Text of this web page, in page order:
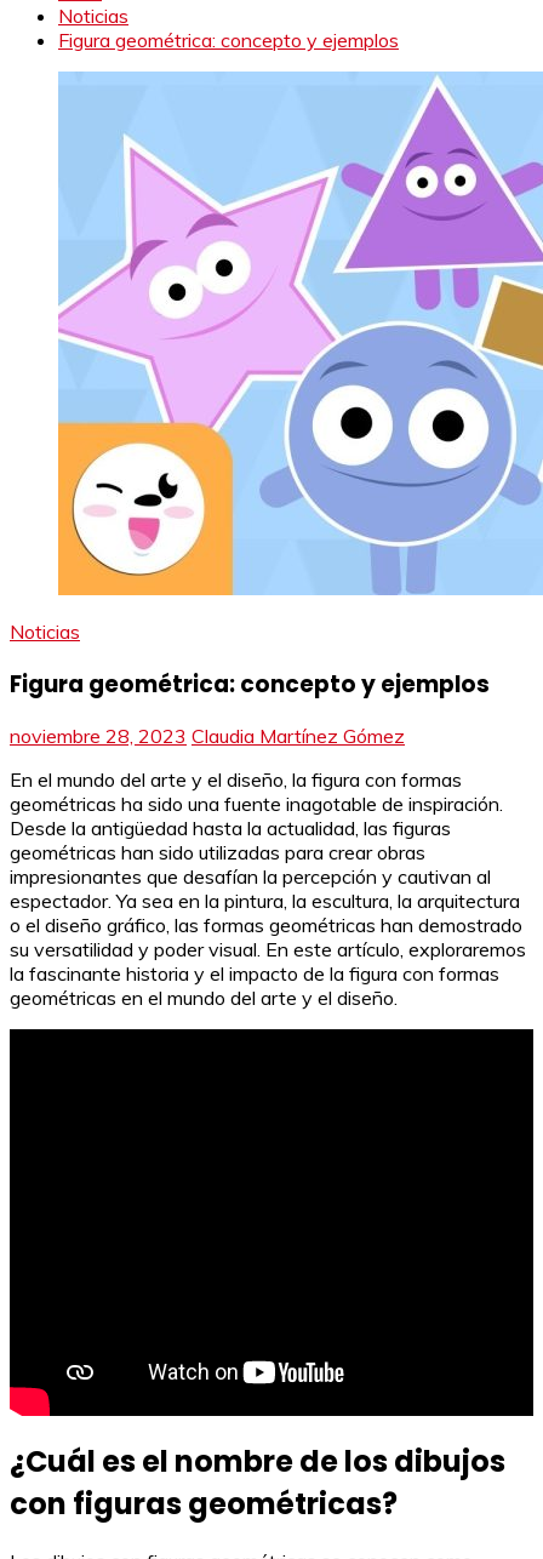
Noticias
Figura geométrica: concepto y ejemplos
Noticias
Figura geométrica: concepto y ejemplos
noviembre 28, 2023 Claudia Martínez Gómez
En el mundo del arte y el diseño, la figura con formas
geométricas ha sido una fuente inagotable de inspiración.
Desde la antigüedad hasta la actualidad, las figuras
geométricas han sido utilizadas para crear obras
impresionantes que desafían la percepción y cautivan al
espectador. Ya sea en la pintura, la escultura, la arquitectura
o el diseño gráfico, las formas geométricas han demostrado
su versatilidad y poder visual. En este artículo, exploraremos
la fascinante historia y el impacto de la figura con formas
geométricas en el mundo del arte y el diseño.
¿Cuál es el nombre de los dibujos
con figuras geométricas?